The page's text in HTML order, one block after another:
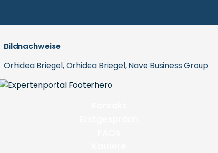
Bildnachweise
Orhidea Briegel, Orhidea Briegel, Nave Business Group